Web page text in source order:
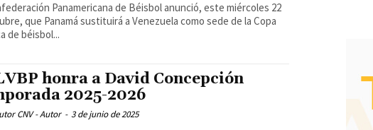
Panamericana de Béisbol anunció, este miércoles 22
que Panamá sustituirá a Venezuela como sede de la Copa
de béisbol...
honra a David Concepción
2025-2026
CNV - Autor - 3 de junio de 2025